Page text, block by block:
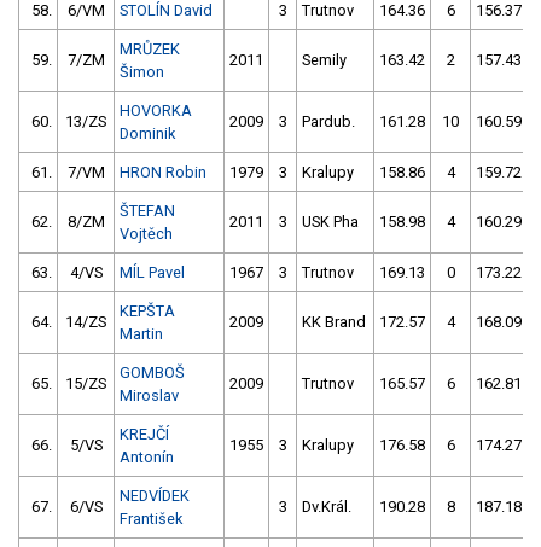
58. 6/VM STOLÍN David 3 Trutnov 164.36 6 156.37
59. 7/ZM
MRŮZEK
Šimon
2011 Semily 163.42 2 157.43
60. 13/ZS
HOVORKA
Dominik
2009 3 Pardub. 161.28 10 160.59
61. 7/VM HRON Robin 1979 3 Kralupy 158.86 4 159.72
62. 8/ZM
ŠTEFAN
Vojtěch
2011 3 USK Pha 158.98 4 160.29
63. 4/VS MÍL Pavel 1967 3 Trutnov 169.13 0 173.22
64. 14/ZS
KEPŠTA
Martin
2009 KK Brand 172.57 4 168.09
65. 15/ZS
GOMBOŠ
Miroslav
2009 Trutnov 165.57 6 162.81
66. 5/VS
KREJČÍ
Antonín
1955 3 Kralupy 176.58 6 174.27
67. 6/VS
NEDVÍDEK
František
3 Dv.Král. 190.28 8 187.18